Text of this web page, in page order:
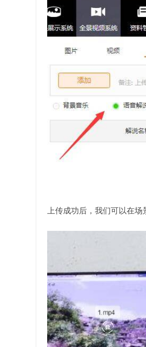
上传成功后，我们可以在